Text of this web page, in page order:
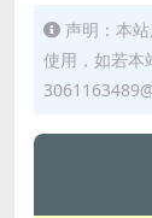
声明：本
使用，如若本